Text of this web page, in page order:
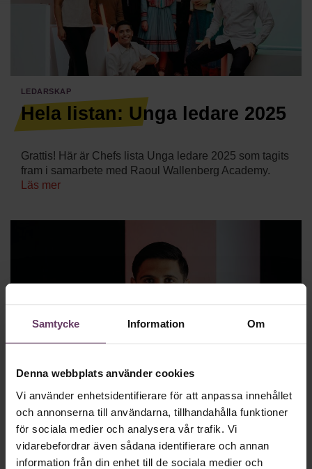
Samtycke Information Om
Denna webbplats använder cookies
Vi använder enhetsidentifierare för att anpassa innehållet
och annonserna till användarna, tillhandahålla funktioner
för sociala medier och analysera vår trafik. Vi
vidarebefordrar även sådana identifierare och annan
information från din enhet till de sociala medier och
Villkor och policy för
personuppgiftsbehandling
Ledarskap
Hela listan: Unga ledare 2025
Grattis! Här är Chefs lista Unga ledare 2025 som tagits
fram i samarbete med Raoul Wallenberg Academy.
Läs mer
Ledarskap
Filip Lange: ”Det går att göra skillnad
för andra”
Efter att själv ha blivit utsatt för övergrepp startade Filip Lange
organisationen Children with Love för att stötta andra.